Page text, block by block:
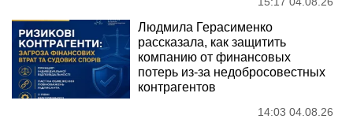
Людмила Герасименко
рассказала, как защитить
компанию от финансовых
потерь из-за недобросовестных
контрагентов
14:03 04.08.26